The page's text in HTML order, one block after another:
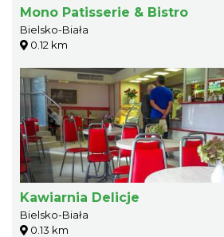
Mono Patisserie & Bistro
Bielsko-Biała
0.12 km
Kawiarnia Delicje
Bielsko-Biała
0.13 km